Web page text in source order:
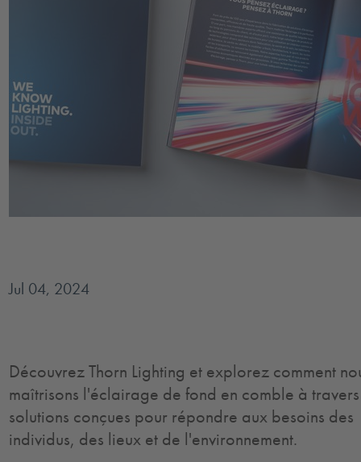
Jul 04, 2024
Découvrez Thorn Lighting et explorez comment
maîtrisons l'éclairage de fond en comble à
solutions conçues pour répondre aux besoins des
individus, des lieux et de l'environnement.